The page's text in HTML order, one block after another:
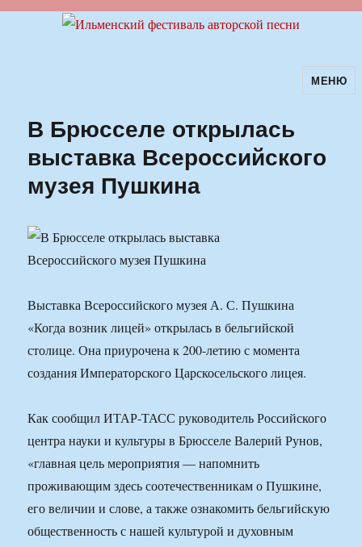
Ильменский фестиваль авторскойМЕНЮ
В Брюсселе открылась
выставка Всероссийского
музея Пушкина
Выставка Всероссийского музея А. С. Пушкина
«Когда возник лицей» открылась в бельгийской
столице. Она приурочена к 200-летию с момента
создания Императорского Царскосельского лицея.
Как сообщил ИТАР-ТАСС руководитель Российского
центра науки и культуры в Брюсселе Валерий Рунов,
«главная цель мероприятия — напомнить
проживающим здесь соотечественникам о Пушкине,
его величии и слове, а также ознакомить бельгийскую
общественность с нашей культурой и духовным